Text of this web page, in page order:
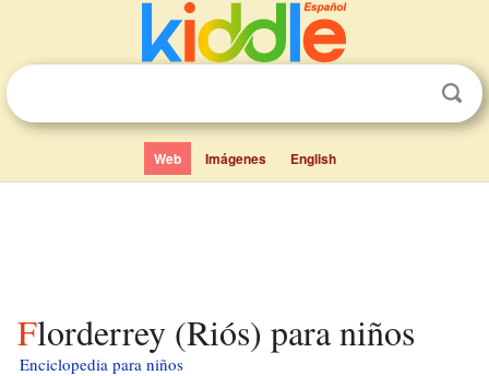
Web Imágenes English
Florderrey (Riós) para niños
Enciclopedia para niños